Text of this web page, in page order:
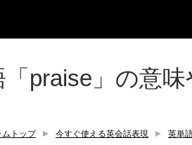
「praise」の意
ムトップ 今すぐ使える英会話表現 英単